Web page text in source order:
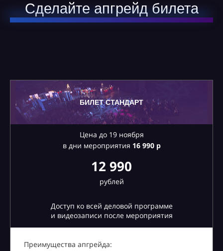
Сделайте апгрейд билета
БИЛЕТ СТАНДАРТ
Цена до 19 ноября
в дни мероприятия 16990 р
12 990
рублей
Доступ ко всей деловой программе
и видеозаписи после мероприятия
Преимущества апгрейда: